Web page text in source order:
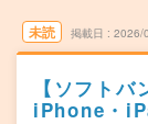
未読 掲載日 2026/
【ソフト
iPhone・